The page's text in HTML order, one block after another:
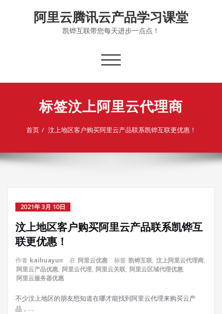
阿里云腾讯云产品学习课堂
凯铧互联带您每天进步一点点！
切
导
标签汶上阿里云代理商
首页 汶上地区客户购买阿里云产品联系凯铧互联更优惠！
2021年 3月 10日
汶上地区客户购买阿里云产品联系凯铧互
联更优惠！
作者 kaihuayun 在 阿里云优惠 标签 凯铧互联, 汶上阿里云代理商,
阿里云产品优惠, 阿里云代理, 阿里云关联, 阿里云区域代理优惠,
阿里云服务器优惠
不少汶上地区的朋友想知道在哪才能找到阿里云代理来购买云产
品，…